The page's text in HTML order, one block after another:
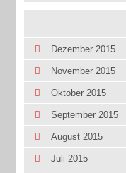
Dezember 2015
November 2015
Oktober 2015
September 2015
August 2015
Juli 2015